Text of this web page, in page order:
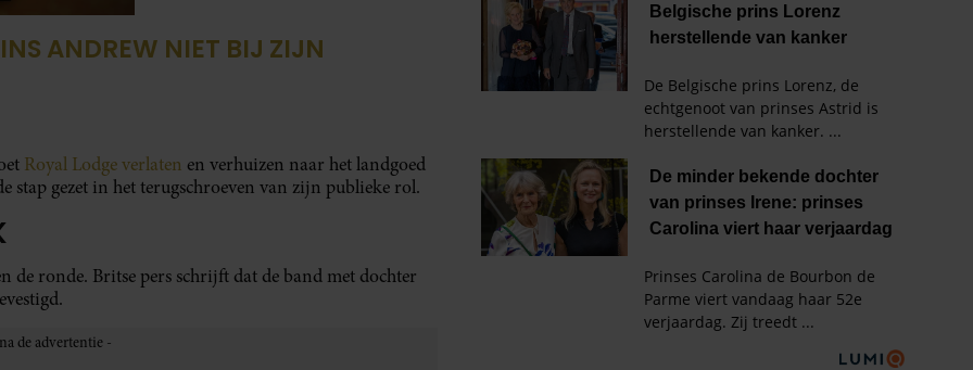
ANDREW NIET BIJ ZIJN
Royal Lodge verlaten en verhuizen naar het landgoed
gezet in het terugschroeven van zijn publieke rol.
de ronde. Britse pers schrijft dat de band met dochter